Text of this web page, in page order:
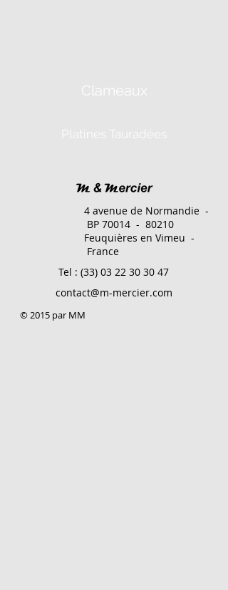
Clameaux
Platines Tauradées
4 avenue de Normandie -
BP 70014 - 80210
Feuquières en Vimeu -
France
Tel : (33) 03 22 30 30 47
contact@m-mercier.com
© 2015 par MM